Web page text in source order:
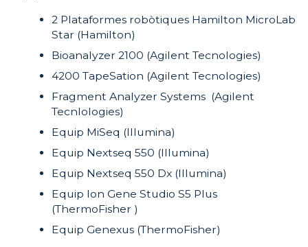
2 Plataformes robòtiques Hamilton MicroLab
Star (Hamilton)
Bioanalyzer 2100 (Agilent Tecnologies)
4200 TapeSation (Agilent Tecnologies)
Fragment Analyzer Systems (Agilent
Tecnlologies)
Equip MiSeq (Illumina)
Equip Nextseq 550 (Illumina)
Equip Nextseq 550 Dx (Illumina)
Equip Ion Gene Studio S5 Plus
(ThermoFisher )
Equip Genexus (ThermoFisher)